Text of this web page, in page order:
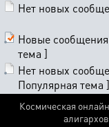
Нет новых
Новые
тема ]
Нет новых
Популярная тема ]
Космическая